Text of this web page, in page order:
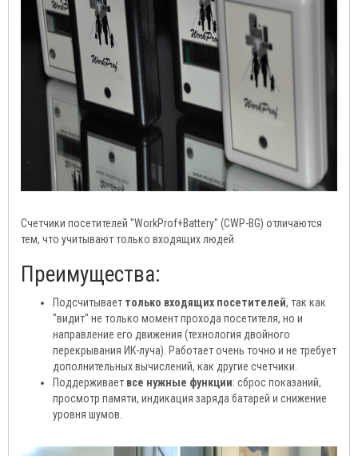
Счетчики посетителей "WorkProf+Battery" (CWP-BG) отличаются
тем, что учитывают только входящих людей
Преимущества:
Подсчитывает только входящих посетителей, так как
"видит" не только момент прохода посетителя, но и
направление его движения (технология двойного
перекрывания ИК-луча). Работает очень точно и не требует
дополнительных вычислений, как другие счетчики.
Поддерживает все нужные функции: сброс показаний,
просмотр памяти, индикация заряда батарей и снижение
уровня шумов.